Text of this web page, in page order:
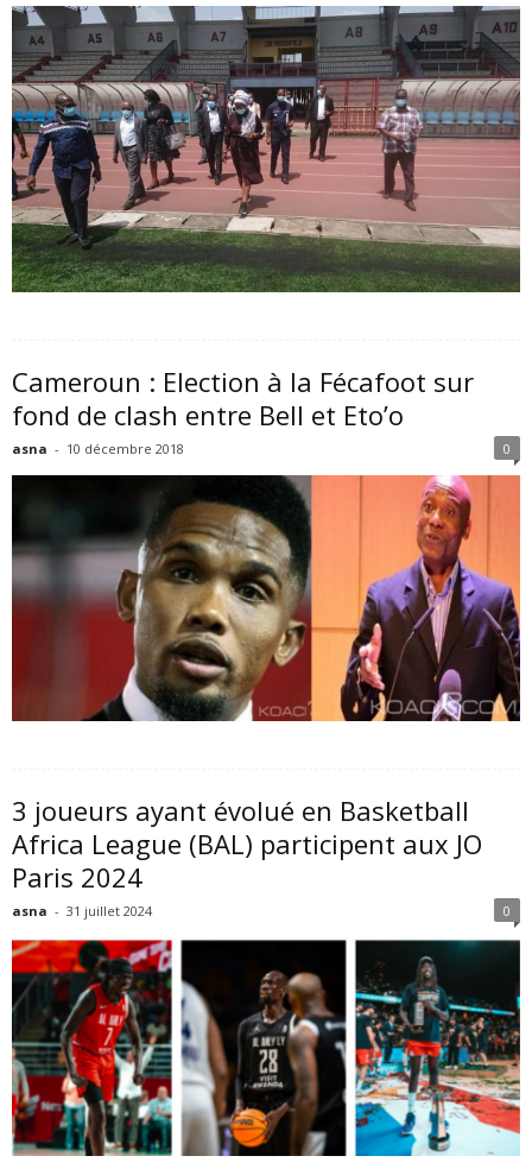
Cameroun : Election à la Fécafoot sur
fond de clash entre Bell et Eto’o
asna - 10 décembre 2018 0
3 joueurs ayant évolué en Basketball
Africa League (BAL) participent aux JO
Paris 2024
asna - 31 juillet 2024 0